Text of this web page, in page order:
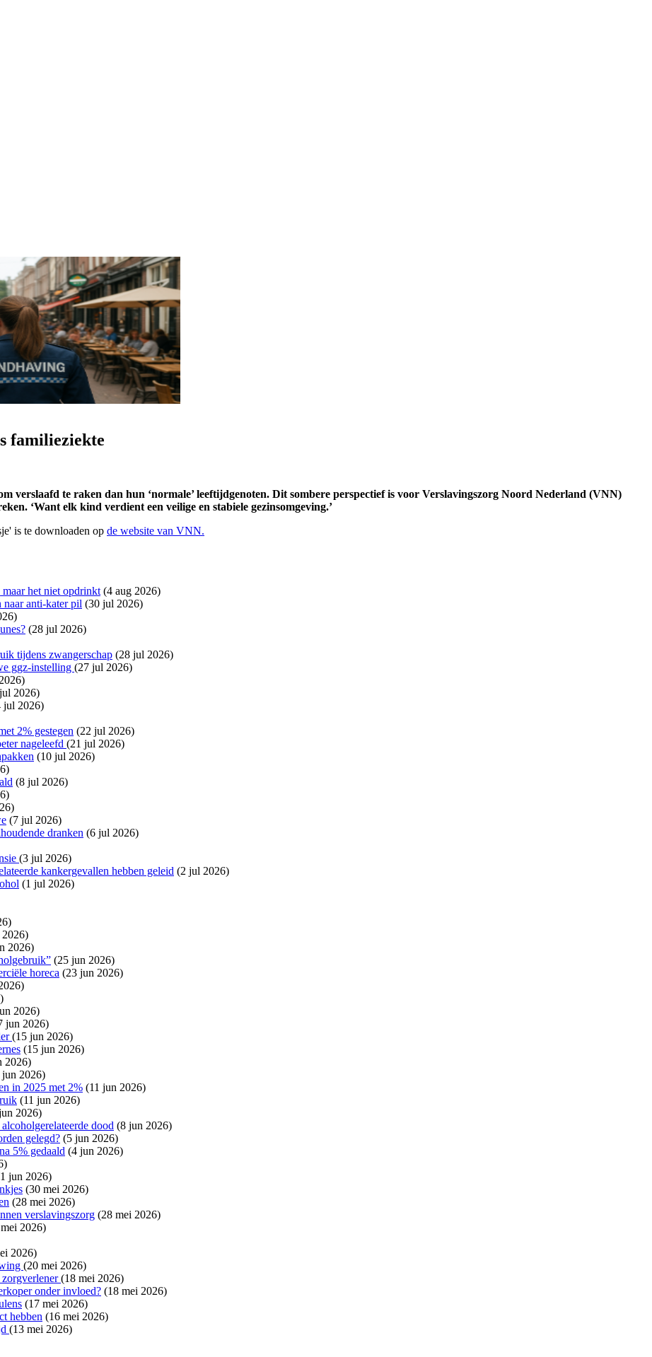
familieziekte
verslaafd te raken dan hun ‘normale’ leeftijdgenoten. Dit sombere perspectief is voor Verslavingszorg Noord Nederland (VNN)
‘Want elk kind verdient een veilige en stabiele gezinsomgeving.’
is te downloaden op de website van VNN.
het niet opdrinkt (4 aug 2026)
anti-kater pil (30 jul 2026)
(28 jul 2026)
tijdens zwangerschap (28 jul 2026)
ggz-instelling (27 jul 2026)
2026)
jul 2026)
2% gestegen (22 jul 2026)
nageleefd (21 jul 2026)
(10 jul 2026)
(8 jul 2026)
(7 jul 2026)
dranken (6 jul 2026)
(3 jul 2026)
kankergevallen hebben geleid (2 jul 2026)
(1 jul 2026)
2026)
(25 jun 2026)
horeca (23 jun 2026)
2026)
jun 2026)
(15 jun 2026)
(15 jun 2026)
2026)
jun 2026)
in 2025 met 2% (11 jun 2026)
(11 jun 2026)
2026)
dood (8 jun 2026)
gelegd? (5 jun 2026)
5% gedaald (4 jun 2026)
jun 2026)
(30 mei 2026)
(28 mei 2026)
verslavingszorg (28 mei 2026)
2026)
2026)
(20 mei 2026)
zorgverlener(18 mei 2026)
onder invloed? (18 mei 2026)
(17 mei 2026)
hebben (16 mei 2026)
(13 mei 2026)